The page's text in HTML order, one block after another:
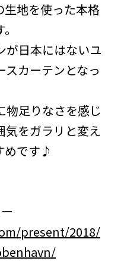
生地を使った本格
が日本にはないユ
スカーテンとなっ
物足りなさを感じ
気をガラリと変え
めです♪
present/2018/